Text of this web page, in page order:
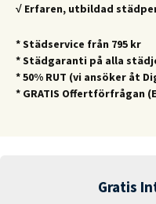
√ Erfaren, utbildad
* Städservice från 795 kr
* Städgaranti på alla
* 50% RUT (vi ansöker åt
* GRATIS Offertförfrågan
Gratis